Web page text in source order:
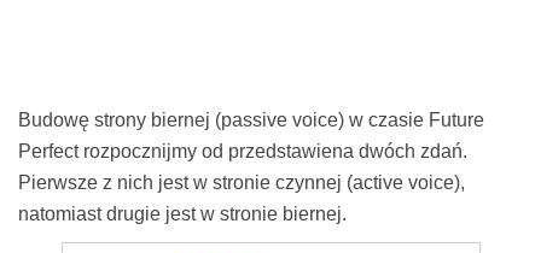
Budowę strony biernej (passive voice) w czasie Future
Perfect rozpocznijmy od przedstawiena dwóch zdań.
Pierwsze z nich jest w stronie czynnej (active voice),
natomiast drugie jest w stronie biernej.